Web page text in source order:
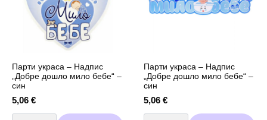
Парти украса – Надпис
„Добре дошло мило бебе“ –
син
5,06 €
количество
Парти украса – Надпис
„Добре дошло мило бебе“ –
син
5,06 €
количество